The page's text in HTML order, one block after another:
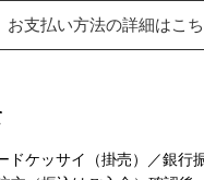
お支払い方法の詳細はこ
ケッサイ（掛売）／銀行